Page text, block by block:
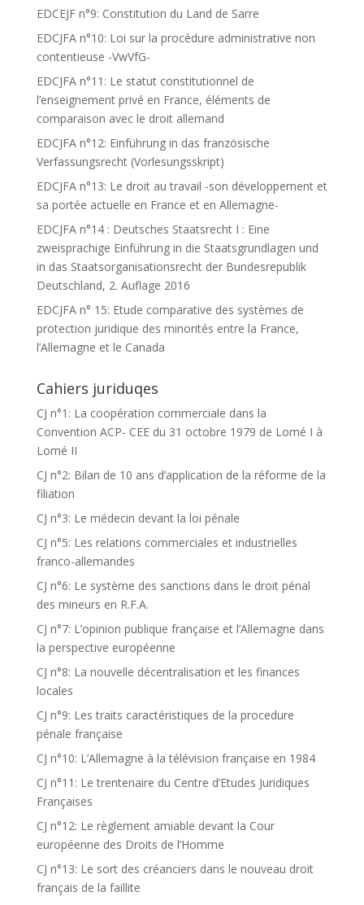
EDCEJF n°9: Constitution du Land de Sarre
EDCJFA n°10: Loi sur la procédure administrative non
contentieuse -VwVfG-
EDCJFA n°11: Le statut constitutionnel de
l’enseignement privé en France, éléments de
comparaison avec le droit allemand
EDCJFA n°12: Einführung in das französische
Verfassungsrecht (Vorlesungsskript)
EDCJFA n°13: Le droit au travail -son développement et
sa portée actuelle en France et en Allemagne-
EDCJFA n°14 : Deutsches Staatsrecht I : Eine
zweisprachige Einführung in die Staatsgrundlagen und
in das Staatsorganisationsrecht der Bundesrepublik
Deutschland, 2. Auflage 2016
EDCJFA n° 15: Etude comparative des systèmes de
protection juridique des minorités entre la France,
l’Allemagne et le Canada
Cahiers juriduqes
CJ n°1: La coopération commerciale dans la
Convention ACP- CEE du 31 octobre 1979 de Lomé I à
Lomé II
CJ n°2: Bilan de 10 ans d’application de la réforme de la
filiation
CJ n°3: Le médecin devant la loi pénale
CJ n°5: Les relations commerciales et industrielles
franco-allemandes
CJ n°6: Le système des sanctions dans le droit pénal
des mineurs en R.F.A.
CJ n°7: L’opinion publique française et l’Allemagne dans
la perspective européenne
CJ n°8: La nouvelle décentralisation et les finances
locales
CJ n°9: Les traits caractéristiques de la procedure
pénale française
CJ n°10: L’Allemagne à la télévision française en 1984
CJ n°11: Le trentenaire du Centre d’Etudes Juridiques
Françaises
CJ n°12: Le règlement amiable devant la Cour
européenne des Droits de l’Homme
CJ n°13: Le sort des créanciers dans le nouveau droit
français de la faillite